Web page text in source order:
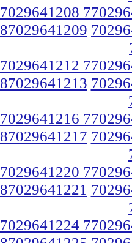
7029641208
87029641209
7029641212
87029641213
7029641216
87029641217
7029641220
87029641221
7029641224